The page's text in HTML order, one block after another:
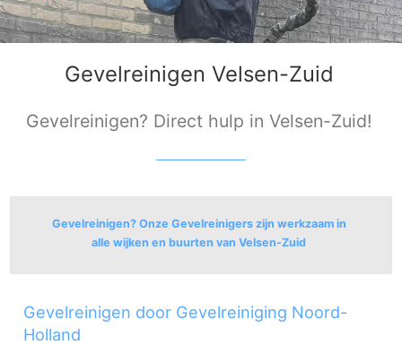
Gevelreinigen Velsen-Zuid
Gevelreinigen? Direct hulp in Velsen-Zuid!
Gevelreinigen? Onze Gevelreinigers zijn werkzaam in
alle wijken en buurten van Velsen-Zuid
Noord-Spaarndammerpolder
Zuid-Spaarndammerpolder
Gevelreinigen door Gevelreiniging Noord-
Holland